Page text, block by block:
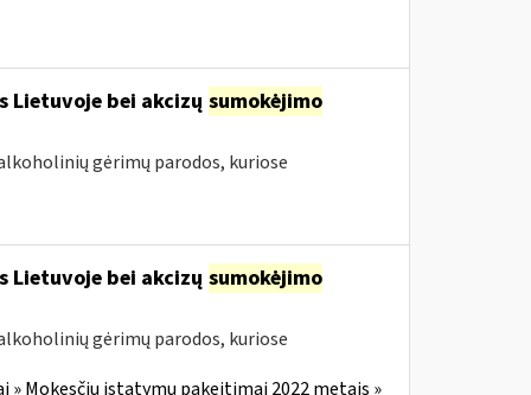
Lietuvoje bei akcizų sumokėjimo
gėrimų parodos, kuriose
Lietuvoje bei akcizų sumokėjimo
gėrimų parodos, kuriose
Mokesčių įstatymų pakeitimai 2022 metais »